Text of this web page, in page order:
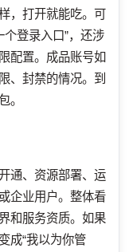
，打开就能吃。可
登录入口”，还涉
配置。成品账号如
、封禁的情况。到
。
通、资源部署、运
企业用户。整体看
和服务资质。如果
成“我以为你管